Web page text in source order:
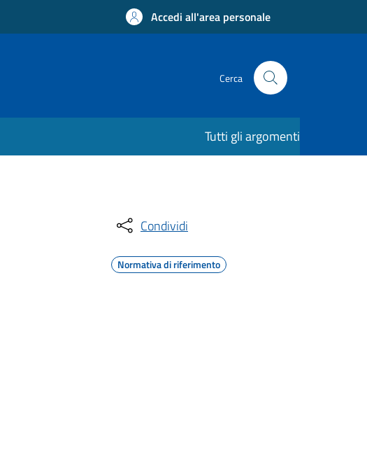
Accedi all'area personale
Cerca
Tutti gli argomenti
Condividi
Normativa di riferimento